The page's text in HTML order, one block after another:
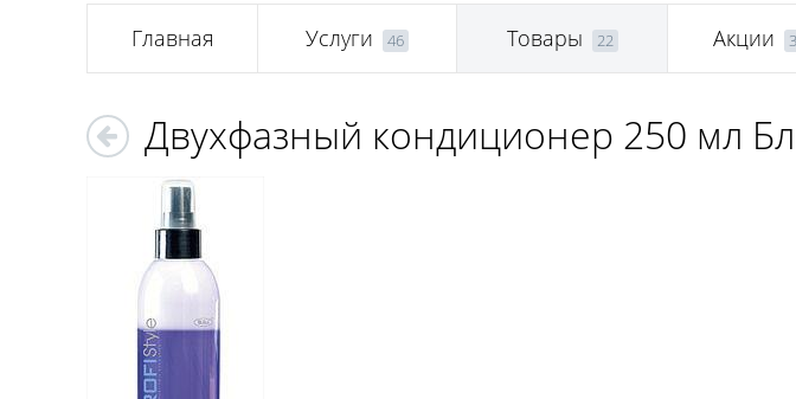
Главная Услуги 46 Товары 22 Акции 3
Двухфазный кондиционер 250 мл